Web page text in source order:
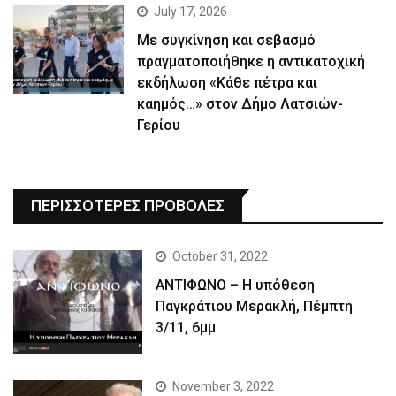
July 17, 2026
Με συγκίνηση και σεβασμό
πραγματοποιήθηκε η αντικατοχική
εκδήλωση «Κάθε πέτρα και
καημός…» στον Δήμο Λατσιών-
Γερίου
ΠΕΡΙΣΣΟΤΕΡΕΣ ΠΡΟΒΟΛΕΣ
October 31, 2022
ΑΝΤΙΦΩΝΟ – Η υπόθεση
Παγκράτιου Μερακλή, Πέμπτη
3/11, 6μμ
November 3, 2022